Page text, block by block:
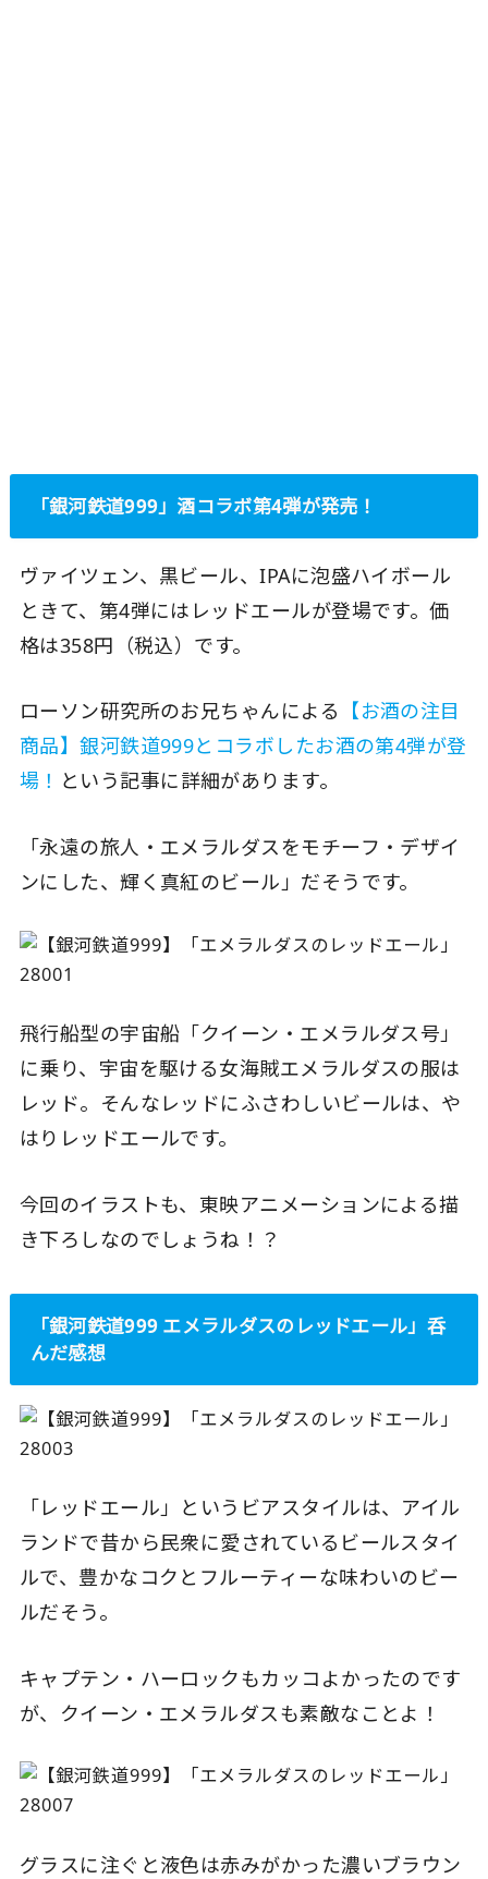
「銀河鉄道999」酒コラボ第4弾が発売！
ヴァイツェン、黒ビール、IPAに泡盛ハイボール
ときて、第4弾にはレッドエールが登場です。価
格は358円（税込）です。
ローソン研究所のお兄ちゃんによる
【お酒の注目
商品】銀河鉄道999とコラボしたお酒の第4弾が登
場！ という記事に詳細があります。
「永遠の旅人・エメラルダスをモチーフ・デザイ
ンにした、輝く真紅のビール」だそうです。
飛行船型の宇宙船「クイーン・エメラルダス号」
に乗り、宇宙を駆ける女海賊エメラルダスの服は
レッド。そんなレッドにふさわしいビールは、や
はりレッドエールです。
今回のイラストも、東映アニメーションによる描
き下ろしなのでしょうね！？
「銀河鉄道999 エメラルダスのレッドエール」呑
んだ感想
「レッドエール」というビアスタイルは、アイル
ランドで昔から民衆に愛されているビールスタイ
ルで、豊かなコクとフルーティーな味わいのビー
ルだそう。
キャプテン・ハーロックもカッコよかったのです
が、クイーン・エメラルダスも素敵なことよ！
グラスに注ぐと液色は赤みがかった濃いブラウン